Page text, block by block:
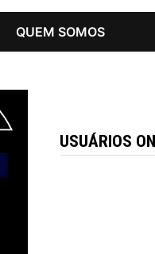
QUEM SOMOS
USUÁRIOS